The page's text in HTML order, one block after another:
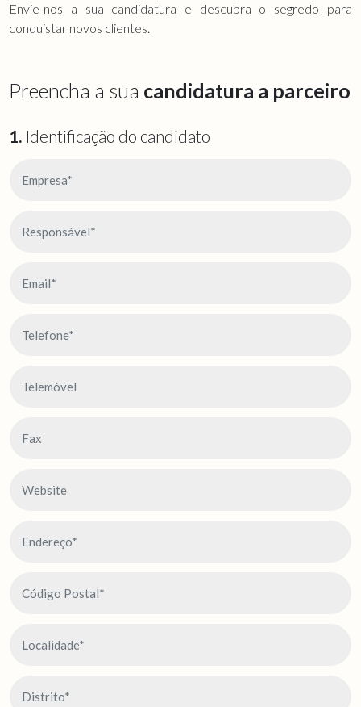
Envie-nos a sua candidatura e descubra o segredo para
conquistar novos clientes.
Preencha a sua candidatura a parceiro
1. Identificação do candidato